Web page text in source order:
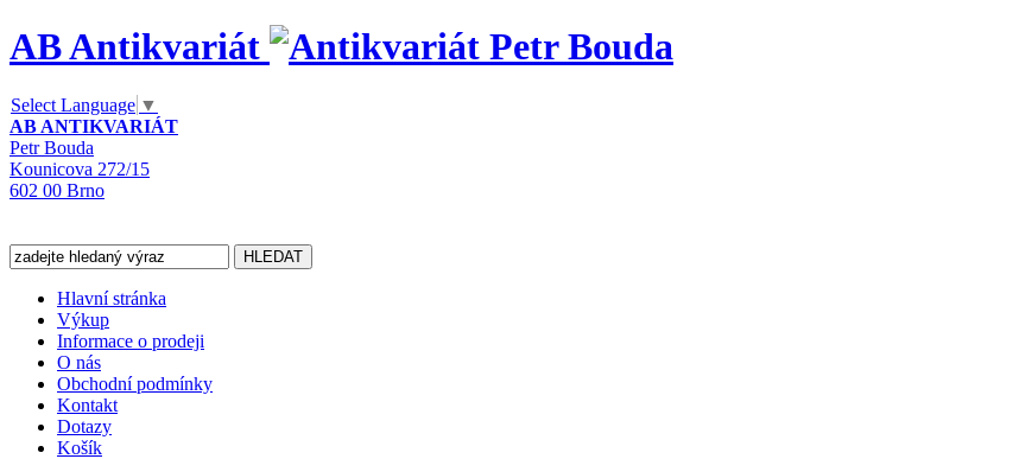
AB Antikvariát
Select Language ▼
AB ANTIKVARIÁT
Petr Bouda
Kounicova 272/15
602 00 Brno
Hlavní stránka
Výkup
Informace o prodeji
O nás
Obchodní podmínky
Kontakt
Dotazy
Košík